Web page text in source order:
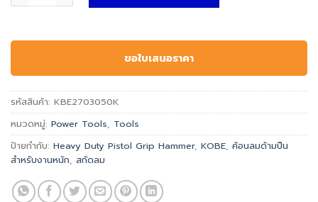
ขอใบเสนอราคา
รหัสสินค้า: KBE2703050K
หมวดหมู่: Power Tools, Tools
ป้ายกำกับ: Heavy Duty Pistol Grip Hammer, KOBE, ค้อนลมด้ามปืน
สำหรับงานหนัก, สกัดลม